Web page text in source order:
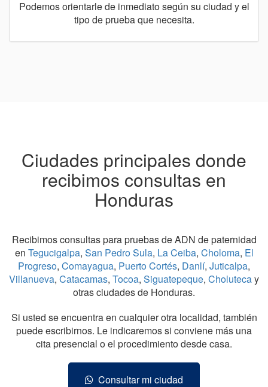
Podemos orientarle de inmediato según su ciudad y el
tipo de prueba que necesita.
Ciudades principales donde
recibimos consultas en
Honduras
Recibimos consultas para pruebas de ADN de paternidad
en Tegucigalpa, San Pedro Sula, La Ceiba, Choloma, El
Progreso, Comayagua, Puerto Cortés, Danlí, Juticalpa,
Villanueva, Catacamas, Tocoa, Siguatepeque, Cholutecay
otras ciudades de Honduras.
Si usted se encuentra en cualquier otra localidad, también
puede escribirnos. Le indicaremos si conviene más una
cita presencial o el procedimiento desde casa.
Consultar mi ciudad